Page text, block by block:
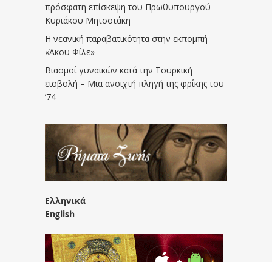
πρόσφατη επίσκεψη του Πρωθυπουργού
Κυριάκου Μητσοτάκη
Η νεανική παραβατικότητα στην εκπομπή
«Άκου Φίλε»
Βιασμοί γυναικών κατά την Τουρκική
εισβολή – Μια ανοιχτή πληγή της φρίκης του
’74
Ελληνικά
English